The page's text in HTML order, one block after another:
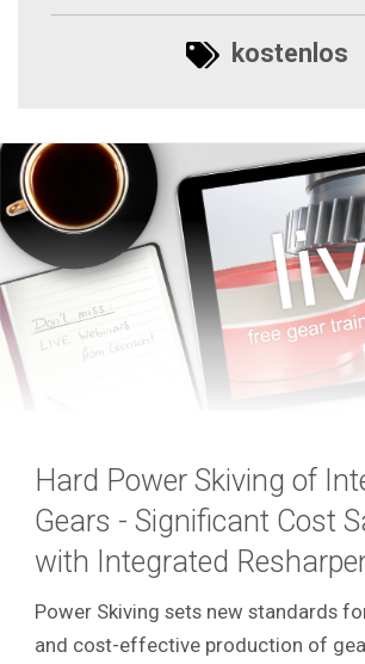
kostenlos
Hard Power Skiving of
Gears - Significant Cost
with Integrated
Power Skiving sets new standards
and cost-effective production of